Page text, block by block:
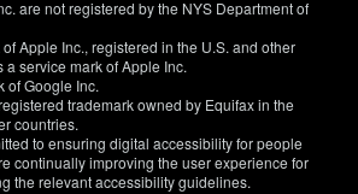
are not registered by the NYS Department of
Apple Inc., registered in the U.S. and other
service mark of Apple Inc.
of Google Inc.
trademark owned by Equifax in the
countries.
to ensuring digital accessibility for people
continually improving the user experience for
the relevant accessibility guidelines.